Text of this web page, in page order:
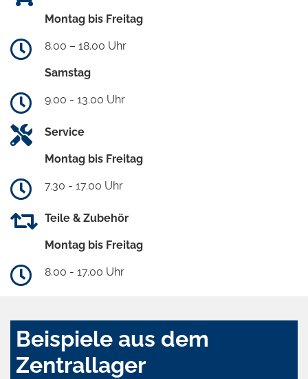
Montag bis Freitag
8.00 – 18.00 Uhr
Samstag
9.00 - 13.00 Uhr
Service
Montag bis Freitag
7.30 - 17.00 Uhr
Teile & Zubehör
Montag bis Freitag
8.00 - 17.00 Uhr
Beispiele aus dem
Zentrallager